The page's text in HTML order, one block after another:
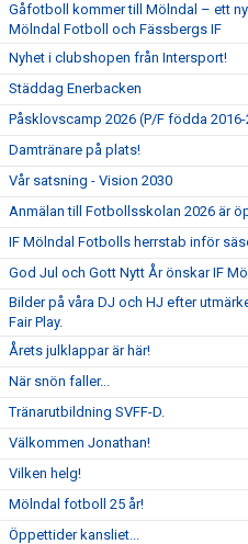
Gåfotboll kommer till Mölndal – ett
Mölndal Fotboll och Fässbergs IF
Nyhet i clubshopen från Intersport!
Städdag Enerbacken
Påsklovscamp 2026 (P/F födda 2016-
Damtränare på plats!
Vår satsning - Vision 2030
Anmälan till Fotbollsskolan 2026 är
IF Mölndal Fotbolls herrstab inför
God Jul och Gott Nytt År önskar IF
Bilder på våra DJ och HJ efter
Fair Play.
Årets julklappar är här!
När snön faller...
Tränarutbildning SVFF-D.
Välkommen Jonathan!
Vilken helg!
Mölndal fotboll 25 år!
Öppettider kansliet...